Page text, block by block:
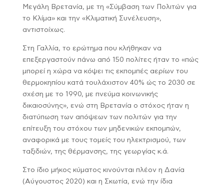
Μεγάλη Βρετανία, με τη «Σύμβαση των Πολιτών για
το Κλίμα» και την «Κλιματική Συνέλευση»,
αντιστοίχως.
Στη Γαλλία, το ερώτημα που κλήθηκαν να
επεξεργαστούν πάνω από 150 πολίτες ήταν το «πώς
μπορεί η χώρα να κόψει τις εκπομπές αερίων του
θερμοκηπίου κατά τουλάχιστον 40% ώς το 2030 σε
σχέση με το 1990, με πνεύμα κοινωνικής
δικαιοσύνης», ενώ στη Βρετανία ο στόχος ήταν η
διατύπωση των απόψεων των πολιτών για την
επίτευξη του στόχου των μηδενικών εκπομπών,
αναφορικά με τους τομείς του ηλεκτρισμού, των
ταξιδιών, της θέρμανσης, της γεωργίας κ.ά.
Στο ίδιο μήκος κύματος κινούνται πλέον η Δανία
(Αύγουστος 2020) και η Σκωτία, ενώ την ίδια